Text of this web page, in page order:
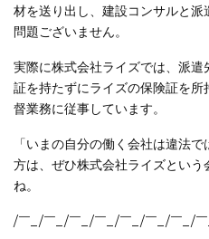
材を送り出し、建設コンサルと
問題ございません。
実際に株式会社ライズでは、派
証を持たずにライズの保険証を
督業務に従事しています。
「いまの自分の働く会社は違法
方は、ぜひ株式会社ライズとい
ね。
/￣_/￣_/￣_/￣_/￣_/￣_/￣_/